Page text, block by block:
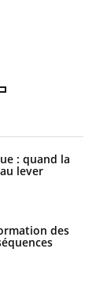
: quand la
lever
des